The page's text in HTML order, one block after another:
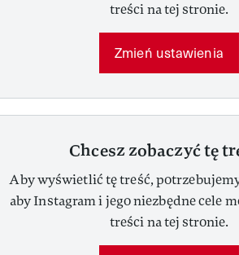
treści na tej stronie.
Zmień ustawienia
Chcesz zobaczyć tę
Aby wyświetlić tę treść,
aby Instagram i jego niezbędne cele
treści na tej stronie.